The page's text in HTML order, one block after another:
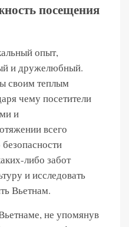
посещения
опыт,
и дружелюбный.
своим теплым
чему посетители
и
всего
либо забот
и исследовать
Вьетнам.
не упомянув